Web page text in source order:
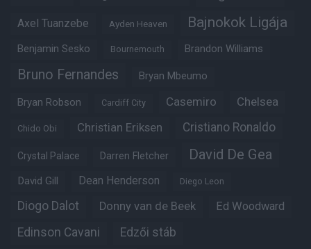
Axel Tuanzebe Ayden Heaven Bajnokok Ligája
Benjamin Sesko Bournemouth Brandon Williams
Bruno Fernandes Bryan Mbeumo
Bryan Robson Cardiff City Casemiro Chelsea
Chido Obi Christian Eriksen Cristiano Ronaldo
Crystal Palace Darren Fletcher David De Gea
David Gill Dean Henderson Diego Leon
Diogo Dalot Donny van de Beek Ed Woodward
Edinson Cavani Edzői stáb